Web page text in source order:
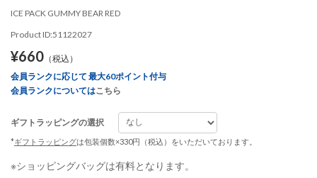
ICE PACK GUMMY BEAR RED
Product ID:51122027
¥660 （税込）
会員ランクに応じて 最大60ポイント付与
会員ランクについてはこちら
ギフトラッピングの選択
*ギフトラッピングは包装個数×330円（税込）をいただいております。
※ショッピングバッグは有料となります。